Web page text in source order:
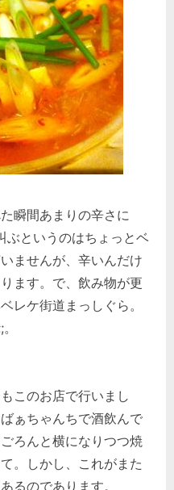
瞬間あまりの辛さに
ぶというのはちょっとベ
ませんが、辛いんだけ
ます。で、飲み物が更
レケ街道まっしぐら。
このお店で行いまし
ぁちゃんちで酒飲んで
ろんと横になりつつ焼
。しかし、これがまた
るのであります。